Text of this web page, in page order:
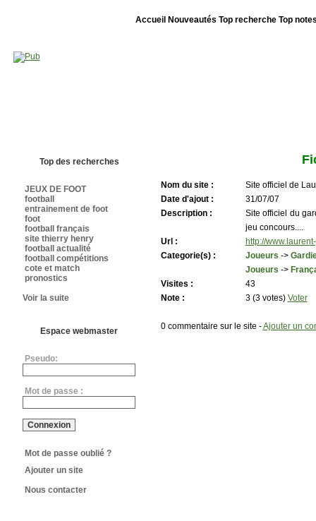
Accueil Nouveautés Top recherche Top
Top des recherches
JEUX DE FOOT
football
entrainement de foot
foot
football français
site thierry henry
football actualité
football compétitions
cote et match
pronostics
Voir la suite
Espace webmaster
Pseudo:
Mot de passe :
Mot de passe oublié ?
Ajouter un site
Nous contacter
Nom du site :
Site officiel de
Date d'ajout :
31/07/07
Description :
Site officiel du
jeu concours....
Url :
http://
Categorie(s) :
Joueurs ->
Joueurs ->
Visites :
43
Note :
3 (3 votes) Voter
0 commentaire sur le site -Ajouter un